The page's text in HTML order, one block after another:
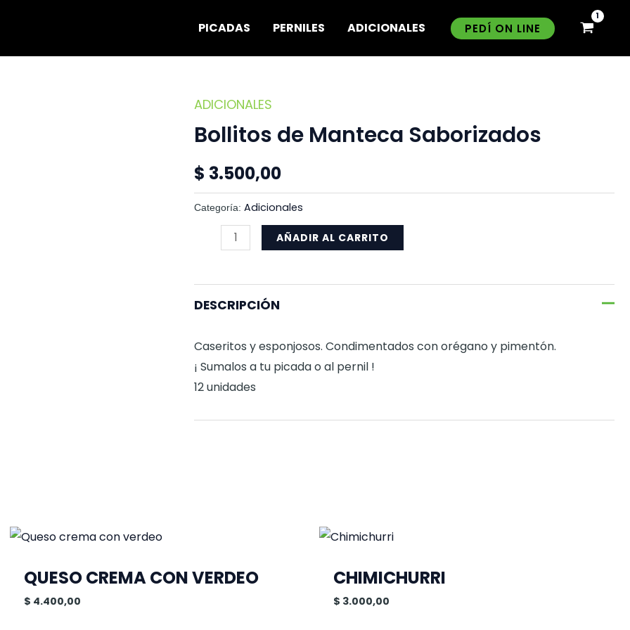
PICADAS PERNILES ADICIONALES PEDÍ ON LINE
ADICIONALES
Bollitos de Manteca Saborizados
$ 3.500,00
Categoría: Adicionales
Bollitos
de
Saborizados
cantidad
AÑADIR AL CARRITO
DESCRIPCIÓN
Caseritos y esponjosos. Condimentados con orégano y pimentón.
¡ Sumalos a tu picada o al pernil !
12 unidades
QUESO CREMA CON VERDEO
$ 4.400,00
CHIMICHURRI
$ 3.000,00